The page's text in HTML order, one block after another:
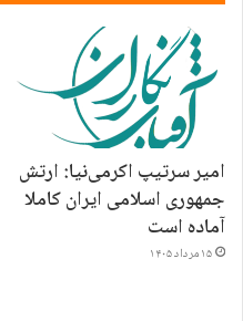
امیر سرتیپ اکرمی‌نیا: ارتش
جمهوری اسلامی ایران کاملا
آماده است
۱۵ مرداد ۱۴۰۵